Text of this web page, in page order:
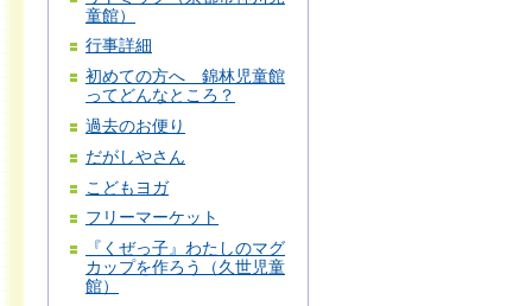
童館）
行事詳細
初めての方へ 錦林児童館
ってどんなところ？
過去のお便り
だがしやさん
こどもヨガ
フリーマーケット
『くぜっ子』わたしのマグ
カップを作ろう（久世児童
館）